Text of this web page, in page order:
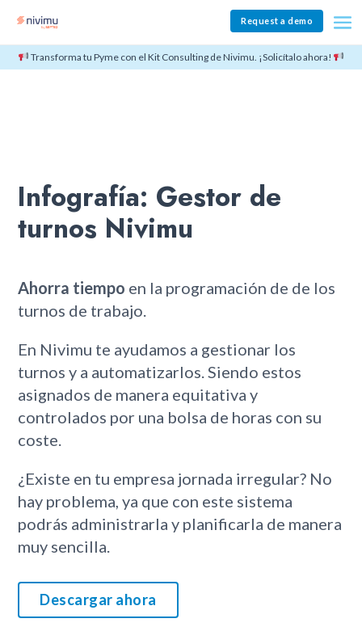
Request a demo
Transforma tu Pyme con el Kit Consulting de Nivimu. ¡Solicítalo ahora!
Infografía: Gestor de
turnos Nivimu
Ahorra tiempo en la programación de de los
turnos de trabajo.
En Nivimu te ayudamos a gestionar los
turnos y a automatizarlos. Siendo estos
asignados de manera equitativa y
controlados por una bolsa de horas con su
coste.
¿Existe en tu empresa jornada irregular? No
hay problema, ya que con este sistema
podrás administrarla y planificarla de manera
muy sencilla.
Descargar ahora